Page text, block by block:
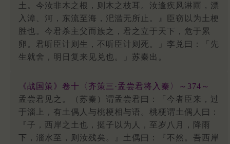
土。今汝非木之根，则木之枝耳。汝逢疾风淋雨，漂
入漳、河，东流至海，汜滥无所止。』臣窃以为土梗
胜也。今君杀主父而族之，君之立于天下，危于累
卵。君听臣计则生，不听臣计则死。」李兑曰：「先
生就舍，明日复来见兑也。」苏秦出。
《战国策》卷十〈齐策三·孟尝君将入秦〉～374～
孟尝君见之。（苏秦）谓孟尝君曰：「今者臣来，过
于淄上，有土偶人与桃梗相与语。桃梗谓土偶人曰：
『子，西岸之土也，挺子以为人，至岁八月，降雨
下，淄水至，则汝残矣。』土偶曰：『不然。吾西岸